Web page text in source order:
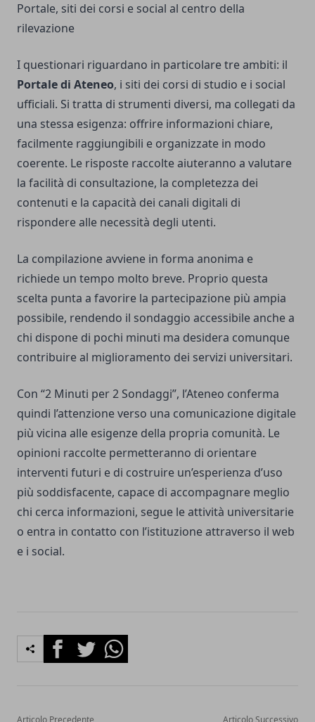
Portale, siti dei corsi e social al centro della
rilevazione
I questionari riguardano in particolare tre ambiti: il
Portale di Ateneo, i siti dei corsi di studio e i social
ufficiali. Si tratta di strumenti diversi, ma collegati da
una stessa esigenza: offrire informazioni chiare,
facilmente raggiungibili e organizzate in modo
coerente. Le risposte raccolte aiuteranno a valutare
la facilità di consultazione, la completezza dei
contenuti e la capacità dei canali digitali di
rispondere alle necessità degli utenti.
La compilazione avviene in forma anonima e
richiede un tempo molto breve. Proprio questa
scelta punta a favorire la partecipazione più ampia
possibile, rendendo il sondaggio accessibile anche a
chi dispone di pochi minuti ma desidera comunque
contribuire al miglioramento dei servizi universitari.
Con “2 Minuti per 2 Sondaggi”, l’Ateneo conferma
quindi l’attenzione verso una comunicazione digitale
più vicina alle esigenze della propria comunità. Le
opinioni raccolte permetteranno di orientare
interventi futuri e di costruire un’esperienza d’uso
più soddisfacente, capace di accompagnare meglio
chi cerca informazioni, segue le attività universitarie
o entra in contatto con l’istituzione attraverso il web
e i social.
FacebookTwitterWhatsapp